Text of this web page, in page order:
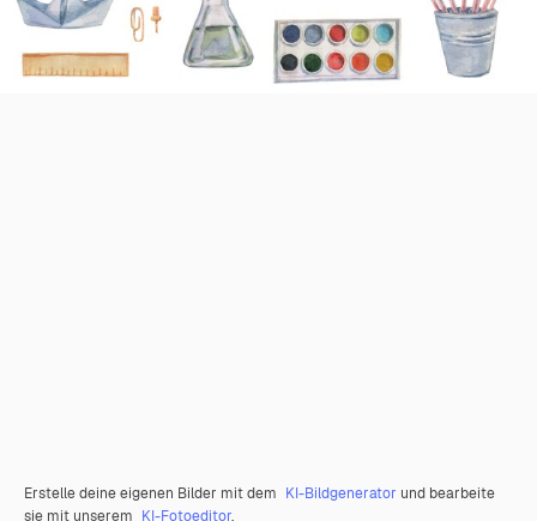
Erstelle deine eigenen Bilder mit dem KI-Bildgenerator und bearbeite
sie mit unserem KI-Fotoeditor.